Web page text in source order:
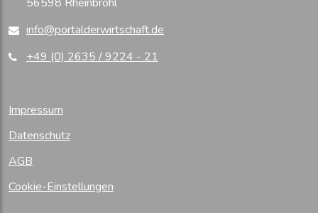
info@portalderwirtschaft.de
+49 (0) 2635 / 9224 - 21
Impressum
Datenschutz
AGB
Cookie-Einstellungen